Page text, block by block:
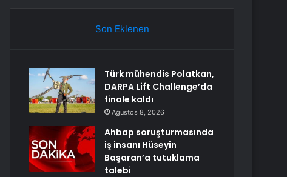
Son Eklenen
Türk mühendis Polatkan,
DARPA Lift Challenge’da
finale kaldı
Ağustos 8, 2026
Ahbap soruşturmasında
iş insanı Hüseyin
Başaran’a tutuklama
talebi